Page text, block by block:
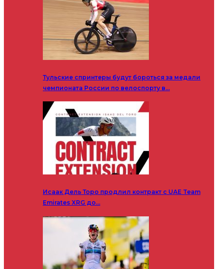
Тульские спринтеры будут бороться за медали
чемпионата России по велоспорту в…
Исаак Дель Торо продлил контракт с UAE Team
Emirates XRG до…